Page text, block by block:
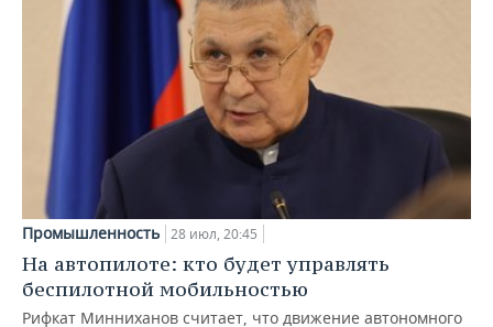
Промышленность 28 июл, 20:45
На автопилоте: кто будет управлять
беспилотной мобильностью
Рифкат Минниханов считает, что движение автономного